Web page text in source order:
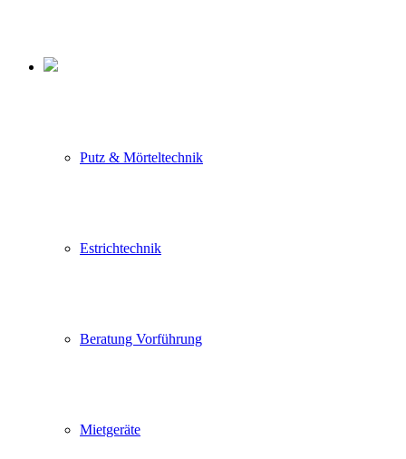
Putz & Mörteltechnik
Estrichtechnik
Beratung Vorführung
Mietgeräte